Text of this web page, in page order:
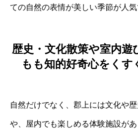
ての自然の表情が美しい季節が人気
歴史・文化散策や室内遊
もも知的好奇心をくす
自然だけでなく、郡上には文化や
や、屋内でも楽しめる体験施設が